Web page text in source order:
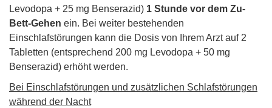
Levodopa + 25 mg Benserazid) 1 Stunde vor dem Zu-
Bett-Gehen ein. Bei weiter bestehenden
Einschlafstörungen kann die Dosis von Ihrem Arzt auf 2
Tabletten (entsprechend 200 mg Levodopa + 50 mg
Benserazid) erhöht werden.
Bei Einschlafstörungen und zusätzlichen Schlafstörungen
während der Nacht